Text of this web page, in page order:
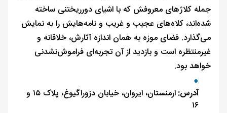
جمله کلاژهای معروفش که با اشیای دورریختنی ساخته
شده‌اند، کلاه‌های عجیب و غریب و نامه‌هایش را به نمایش
می‌گذارد. فضای موزه به همان اندازه آثارش، خلاقانه و
غیرمنتظره است و بازدید از آن تجربه‌ای فراموش‌نشدنی
خواهد بود.
آدرس:
ارمنستان، ایروان، خیابان دزوراگیوغ، پلاک ۱۵ و
۱۶